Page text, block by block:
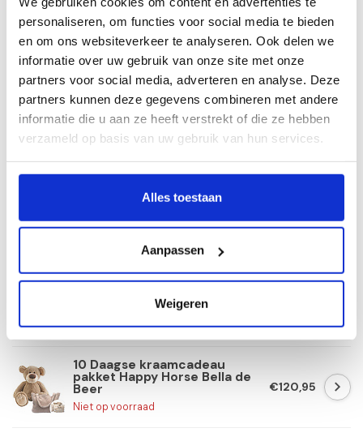
personaliseren, om functies voor social media te bieden
en om ons websiteverkeer te analyseren. Ook delen we
informatie over uw gebruik van onze site met onze
partners voor social media, adverteren en analyse. Deze
partners kunnen deze gegevens combineren met andere
informatie die u aan ze heeft verstrekt of die ze hebben
verzameld op basis van uw gebruik van hun services.
Alles toestaan
Aanpassen
Weigeren
Specificaties
Gerelateerde producten
10 Daagse kraamcadeau
pakket Little Dutch Houten
Babywalker
Op voorraad
€139,95
10 Daagse kraamcadeau
pakket Mamatoyz Houten
Hobbelpaard €132,95
pakket Moonie Humming Bear
10 Daagse kraamcadeau
pakket Happy Horse Bella de
Beer
Niet op voorraad
€120,95